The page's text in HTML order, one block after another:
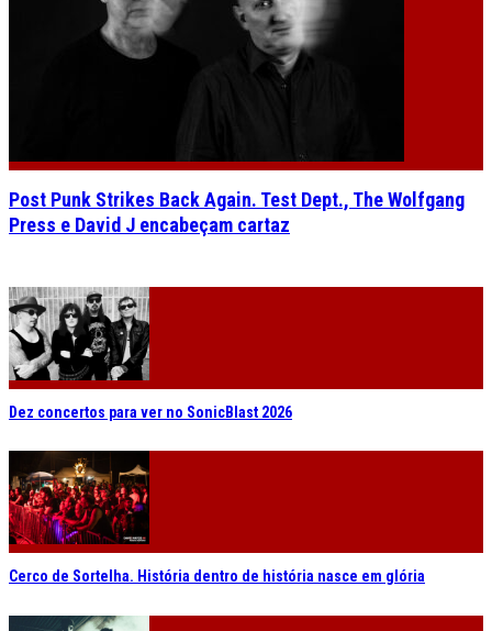
Post Punk Strikes Back Again. Test Dept., The Wolfgang
Press e David J encabeçam cartaz
Dez concertos para ver no SonicBlast 2026
Cerco de Sortelha. História dentro de história nasce em glória